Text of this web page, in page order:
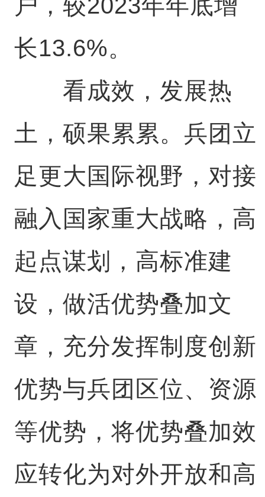
户，较2023年年底增
长13.6%。
看成效，发展热
土，硕果累累。兵团立
足更大国际视野，对接
融入国家重大战略，高
起点谋划，高标准建
设，做活优势叠加文
章，充分发挥制度创新
优势与兵团区位、资源
等优势，将优势叠加效
应转化为对外开放和高